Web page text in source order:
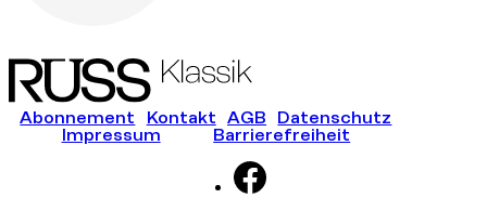
Abonnement Kontakt AGB
Datenschutz
Impressum
Barrierefreiheit